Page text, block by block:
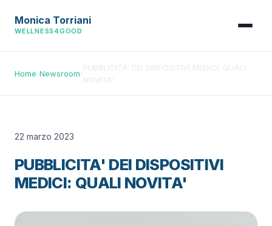
Monica Torriani
WELLNESS4GOOD
Home›Newsroom›
PUBBLICITA' DEI DISPOSITIVI MEDICI: QUALI
NOVITA'
22 marzo 2023
PUBBLICITA' DEI DISPOSITIVI
MEDICI: QUALI NOVITA'